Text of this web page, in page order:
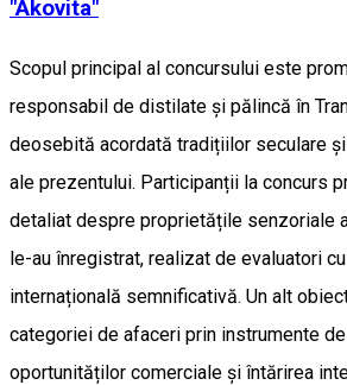
"Ákovita"
Scopul principal al concursului este
responsabil de distilate și pălincă în
deosebită acordată tradițiilor seculare
ale prezentului. Participanții la concurs
detaliat despre proprietățile senzoriale
le-au înregistrat, realizat de evaluatori
internațională semnificativă. Un alt
categoriei de afaceri prin instrumente
oportunităților comerciale și întărirea